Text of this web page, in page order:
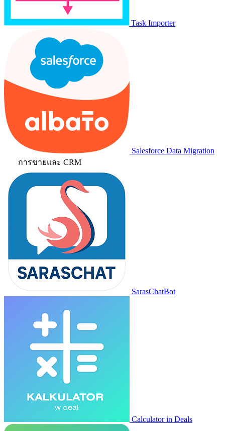
Task Importer
Salesforce Data Migration
การขายและ CRM
SarasChatBot
Calculator in Deals